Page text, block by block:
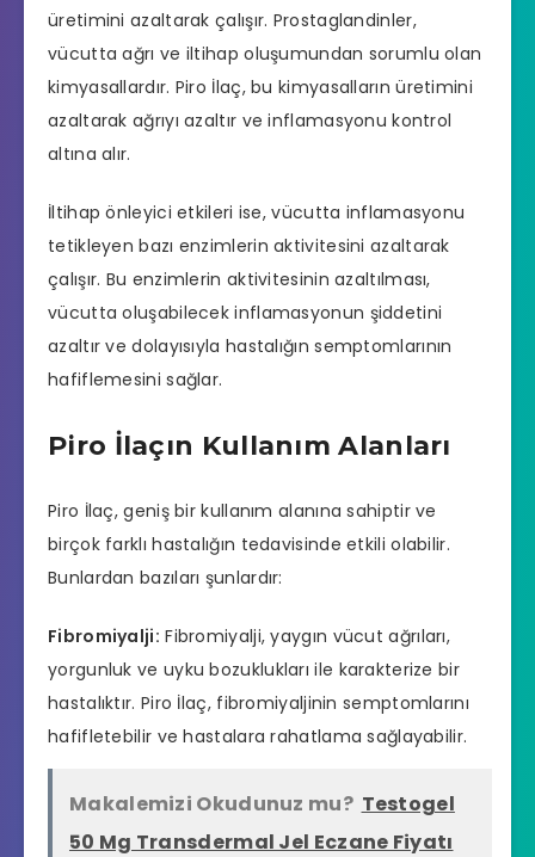
üretimini azaltarak çalışır. Prostaglandinler,
vücutta ağrı ve iltihap oluşumundan sorumlu olan
kimyasallardır. Piro İlaç, bu kimyasalların üretimini
azaltarak ağrıyı azaltır ve inflamasyonu kontrol
altına alır.
İltihap önleyici etkileri ise, vücutta inflamasyonu
tetikleyen bazı enzimlerin aktivitesini azaltarak
çalışır. Bu enzimlerin aktivitesinin azaltılması,
vücutta oluşabilecek inflamasyonun şiddetini
azaltır ve dolayısıyla hastalığın semptomlarının
hafiflemesini sağlar.
Piro İlaçın Kullanım Alanları
Piro İlaç, geniş bir kullanım alanına sahiptir ve
birçok farklı hastalığın tedavisinde etkili olabilir.
Bunlardan bazıları şunlardır:
Fibromiyalji: Fibromiyalji, yaygın vücut ağrıları,
yorgunluk ve uyku bozuklukları ile karakterize bir
hastalıktır. Piro İlaç, fibromiyaljinin semptomlarını
hafifletebilir ve hastalara rahatlama sağlayabilir.
Makalemizi Okudunuz mu? Testogel
50 Mg Transdermal Jel Eczane Fiyatı